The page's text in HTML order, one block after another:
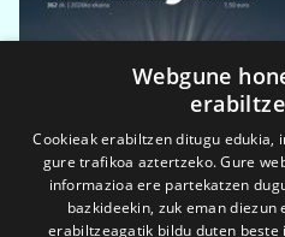
Webgune
Cookieak erabiltzen ditugu edukia,
gure trafikoa aztertzeko. Gure
informazioa ere partekatzen
bazkideekin, zuk eman
erabiltzeagatik bildu duten